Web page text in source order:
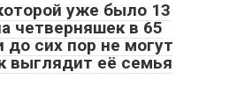
уже было 13
четверняшек в 65
сих пор не могут
выглядит её семья